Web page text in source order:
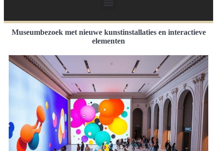
Museumbezoek met nieuwe kunstinstallaties en interactieve
elementen